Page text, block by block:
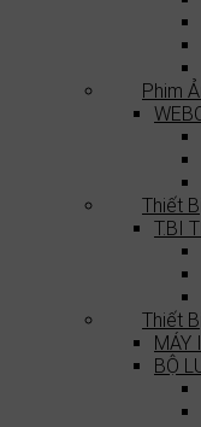
Phim
Thiết
T.BI
Thiết
MÁY
BỘ